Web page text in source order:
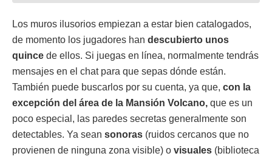
Los muros ilusorios empiezan a estar bien catalogados,
de momento los jugadores han descubierto unos
quince de ellos. Si juegas en línea, normalmente tendrás
mensajes en el chat para que sepas dónde están.
También puede buscarlos por su cuenta, ya que, con la
excepción del área de la Mansión Volcano, que es un
poco especial, las paredes secretas generalmente son
detectables. Ya sean sonoras (ruidos cercanos que no
provienen de ninguna zona visible) o visuales (biblioteca